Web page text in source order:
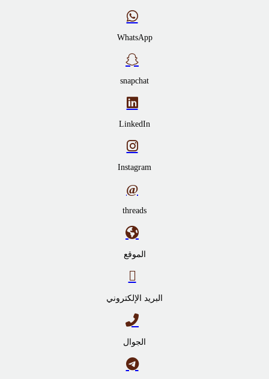
WhatsApp
snapchat
LinkedIn
Instagram
threads
الموقع
البريد الإلكتروني
الجوال